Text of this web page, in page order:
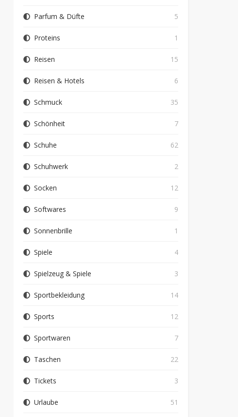
Parfum & Düfte 5
Proteins 1
Reisen 15
Reisen & Hotels 6
Schmuck 35
Schönheit 7
Schuhe 62
Schuhwerk 2
Socken 12
Softwares 9
Sonnenbrille 1
Spiele 4
Spielzeug & Spiele 3
Sportbekleidung 14
Sports 12
Sportwaren 7
Taschen 22
Tickets 3
Urlaube 51